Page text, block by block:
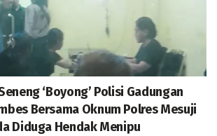
‘Boyong’ Polisi Gadungan
Bersama Oknum Polres Mesuji
Diduga Hendak Menipu